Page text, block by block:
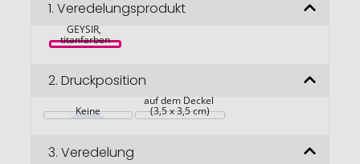
Bildgalerie
1. Veredelungsprodukt
TROIKA
GEYSIR,
titanfarben
2. Druckposition
Keine
auf dem Deckel
(3,5 x 3,5 cm)
3. Veredelung